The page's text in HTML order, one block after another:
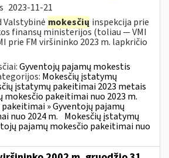
2023-11-21
Valstybinė mokesčių inspekcija prie
finansų ministerijos (toliau — VMI
prie FM viršininko 2023 m. lapkričio
Gyventojų pajamų mokestis
Mokesčių įstatymų
įstatymų pakeitimai 2023 metais
mokesčio pakeitimai nuo 2023 m.
» Gyventojų pajamų
nuo 2024 m. Mokesčių įstatymų
pajamų mokesčio pakeitimai nuo